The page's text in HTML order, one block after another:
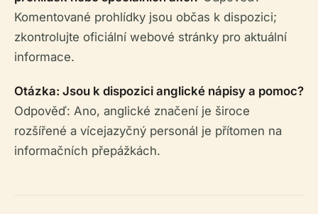
Komentované prohlídky jsou občas k dispozici;
zkontrolujte oficiální webové stránky pro aktuální
informace.
Otázka: Jsou k dispozici anglické nápisy a pomoc?
Odpověď: Ano, anglické značení je široce
rozšířené a vícejazyčný personál je přítomen na
informačních přepážkách.